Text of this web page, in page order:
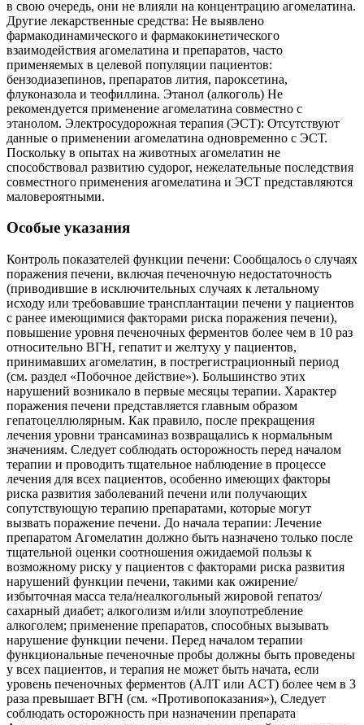
в свою очередь, они не влияли на концентрацию агомелатина.
Другие лекарственные средства: Не выявлено
фармакодинамического и фармакокинетического
взаимодействия агомелатина и препаратов, часто
применяемых в целевой популяции пациентов:
бензодиазепинов, препаратов лития, пароксетина,
флуконазола и теофиллина. Этанол (алкоголь) Не
рекомендуется применение агомелатина совместно с
этанолом. Электросудорожная терапия (ЭСТ): Отсутствуют
данные о применении агомелатина одновременно с ЭСТ.
Поскольку в опытах на животных агомелатин не
способствовал развитию судорог, нежелательные последствия
совместного применения агомелатина и ЭСТ представляются
маловероятными.
Особые указания
Контроль показателей функции печени: Сообщалось о случаях
поражения печени, включая печеночную недостаточность
(приводившие в исключительных случаях к летальному
исходу или требовавшие трансплантации печени у пациентов
с ранее имеющимися факторами риска поражения печени),
повышение уровня печеночных ферментов более чем в 10 раз
относительно ВГН, гепатит и желтуху у пациентов,
принимавших агомелатин, в пострегистрационный период
(см. раздел «Побочное действие»). Большинство этих
нарушений возникало в первые месяцы терапии. Характер
поражения печени представляется главным образом
гепатоцеллюлярным. Как правило, после прекращения
лечения уровни трансаминаз возвращались к нормальным
значениям. Следует соблюдать осторожность перед началом
терапии и проводить тщательное наблюдение в процессе
лечения для всех пациентов, особенно имеющих факторы
риска развития заболеваний печени или получающих
сопутствующую терапию препаратами, которые могут
вызвать поражение печени. До начала терапии: Лечение
препаратом Агомелатин должно быть назначено только после
тщательной оценки соотношения ожидаемой пользы к
возможному риску у пациентов с факторами риска развития
нарушений функции печени, такими как ожирение/
избыточная масса тела/неалкогольный жировой гепатоз/
сахарный диабет; алкоголизм и/или злоупотребление
алкоголем; применение препаратов, способных вызывать
нарушение функции печени. Перед началом терапии
функциональные печеночные пробы должны быть проведены
у всех пациентов, и терапия не может быть начата, если
уровень печеночных ферментов (АЛТ или ACT) более чем в 3
раза превышает ВГН (см. «Противопоказания»), Следует
соблюдать осторожность при назначении препарата